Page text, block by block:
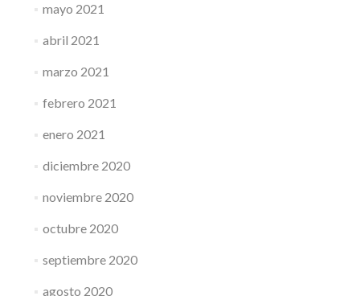
mayo 2021
abril 2021
marzo 2021
febrero 2021
enero 2021
diciembre 2020
noviembre 2020
octubre 2020
septiembre 2020
agosto 2020